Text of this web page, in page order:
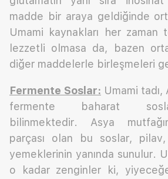
madde bir araya geldiğinde
Umami kaynakları her zaman
lezzetli olmasa da, bazen
diğer maddelerle birleşmeleri
Fermente Soslar: Umami tadı,
fermente baharat
bilinmektedir. Asya
parçası olan bu soslar,
yemeklerinin yanında sunulur.
o kadar zenginler ki,